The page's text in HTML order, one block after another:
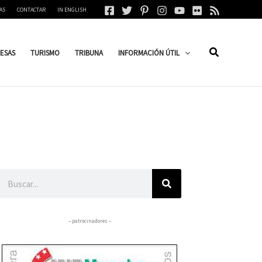
CONTACTAR IN ENGLISH
TURISMO TRIBUNA INFORMACIÓN ÚTIL
– patrocinadores –